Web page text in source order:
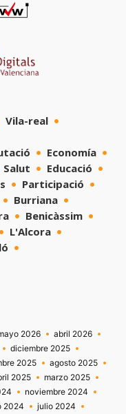
Vila-real
Economía
Salut
Educació
Participació
Burriana
Benicàssim
L'Alcora
2026
abril 2026
diciembre 2025
2025
agosto 2025
2025
marzo 2025
noviembre 2024
2024
julio 2024